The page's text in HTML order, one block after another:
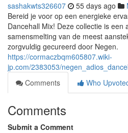
sashakwts326607 55 days ago
Bereid je voor op een energieke
Dancehall Mix! Deze collectie is een
samensmelting van de meest
zorgvuldig gecureerd door Negen.
https://cormaczbqm605807.wiki-
jp.com/2383053/
Comments
Who
Comments
Submit a Comment